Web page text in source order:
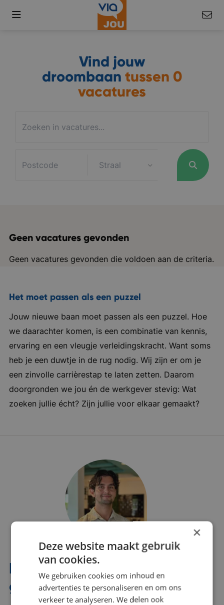
Vind jouw
droombaan tussen 0
vacatures
Geen vacatures gevonden
Geen vacatures gevonden die voldoen aan de criteria.
Het moet passen als een puzzel
Jouw nieuwe baan moet passen als een puzzel. Hoe
we daarachter komen, is een combinatie van kennis,
ervaring en een vleugje verleidingskracht. Want soms
heb je een duwtje in de rug nodig. Wij zijn er om je
een zinvolle carrièrestap te laten zetten. Daarom
doorgronden we jou én de werkgever stevig: Wat
zoeken jullie écht? Zijn jullie voor elkaar gemaakt?
Interesse? Benno helpt je
graag verder!
×
Deze website maakt gebruik
van cookies.
We gebruiken cookies om inhoud en
advertenties te personaliseren en om ons
verkeer te analyseren. We delen ook